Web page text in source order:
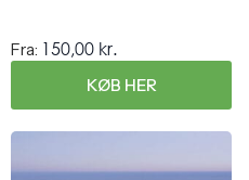
Fra: 150,00 kr.
KØB HER